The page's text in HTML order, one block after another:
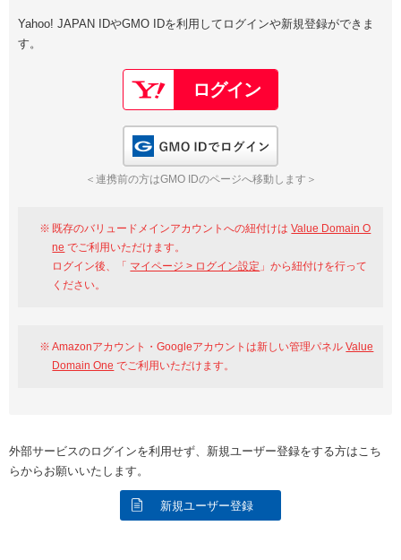
Google
GMO ID Amazon
※AmazonはValue Domain Oneのログイン画面へ遷移します
Value Domain Oneアカウント作成
以下でも登録可能
Google Yahoo!
GMO ID
Yahoo! JAPAN IDやGMO IDを利用してログインや新規登録ができま
す。
＜連携前の方はGMO IDのページへ移動します＞
既存のバリュードメインアカウントへの紐付けはValue Domain O
ne でご利用いただけます。
ログイン後、「 マイページ > ログイン設定 」から紐付けを行って
ください。
Amazonアカウント・Googleアカウントは新しい管理パネルValue
Domain One でご利用いただけます。
外部サービスのログインを利用せず、新規ユーザー登録をする方はこち
らからお願いいたします。
新規ユーザー登録